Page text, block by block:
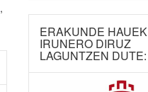
,
ERAKUNDE HAUEK
IRUNERO DIRUZ
LAGUNTZEN DUTE: